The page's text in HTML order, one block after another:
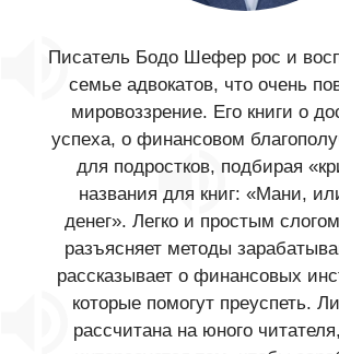
Писатель Бодо Шефер рос и
семье адвокатов, что очень
мировоззрение. Его книги о
успеха, о финансовом
для подростков, подбирая
названия для книг: «Мани,
денег». Легко и простым
разъясняет методы
рассказывает о финансовых
которые помогут преуспеть.
рассчитана на юного